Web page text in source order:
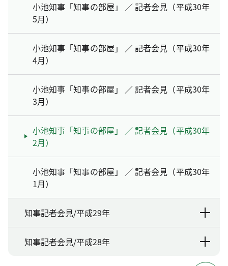
小池知事「知事の部屋」 ／ 記者会見（平成30年
5月）
小池知事「知事の部屋」 ／ 記者会見（平成30年
4月）
小池知事「知事の部屋」 ／ 記者会見（平成30年
3月）
小池知事「知事の部屋」 ／ 記者会見（平成30年
2月）
小池知事「知事の部屋」 ／ 記者会見（平成30年
1月）
知事記者会見/平成29年
知事記者会見/平成28年